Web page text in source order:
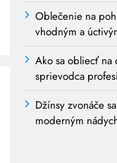
Oblečenie na
vhodným a
Ako sa obliecť na
sprievodca
Džínsy zvonáče
moderným